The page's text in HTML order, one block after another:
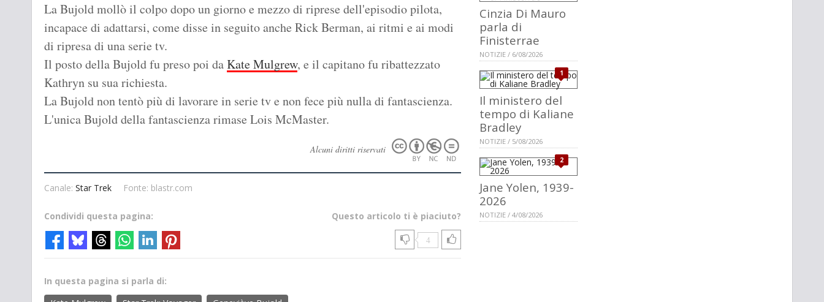
La Bujold mollò il colpo dopo un giorno e mezzo di riprese dell'episodio pilota,
incapace di adattarsi, come disse in seguito anche Rick Berman, ai ritmi e ai modi
di ripresa di una serie tv.
Il posto della Bujold fu preso poi daKate Mulgrew, e il capitano fu ribattezzato
Kathryn su sua richiesta.
La Bujold non tentò più di lavorare in serie tv e non fece più nulla di fantascienza.
L'unica Bujold della fantascienza rimase Lois McMaster.
Alcuni diritti riservati
Canale: Star Trek Fonte: blastr.com
Questo articolo ti è piaciuto?
4
Condividi questa pagina:
In questa pagina si parla di:
Cinzia Di Mauro
parla di
Finisterrae
NOTIZIE / 6/08/2026
1
Il ministero del
tempo di Kaliane
Bradley
NOTIZIE / 5/08/2026
2
Jane Yolen, 1939-
2026
NOTIZIE / 4/08/2026